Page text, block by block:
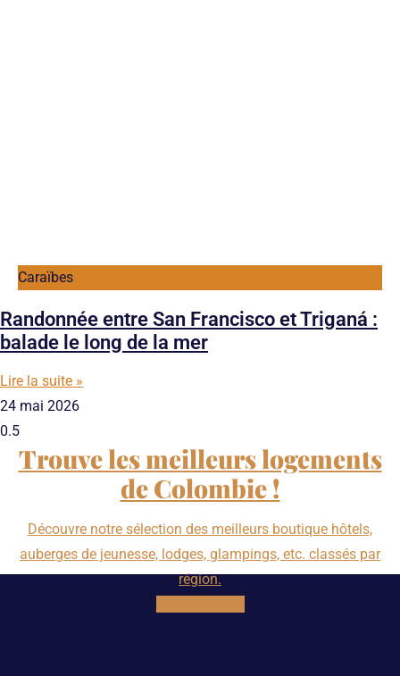
Caraïbes
Randonnée entre San Francisco et Triganá :
balade le long de la mer
Lire la suite »
24 mai 2026
Trouve les meilleurs logements
de Colombie !
Découvre notre sélection des meilleurs boutique hôtels,
auberges de jeunesse, lodges, glampings, etc. classés par
région.